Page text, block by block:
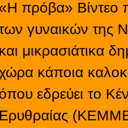
πρόβα» Βίντεο
γυναικών της
και μικρασιάτικα
κάποια
εδρεύει το
Ερυθραίας